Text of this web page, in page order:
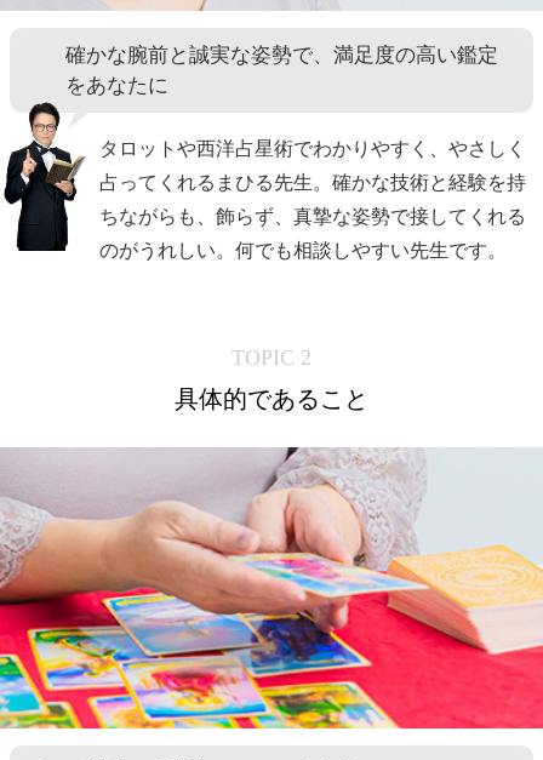
確かな腕前と誠実な姿勢で、満足度の高い鑑定
をあなたに
タロットや西洋占星術でわかりやすく、やさしく
占ってくれるまひる先生。確かな技術と経験を持
ちながらも、飾らず、真摯な姿勢で接してくれる
のがうれしい。何でも相談しやすい先生です。
TOPIC 2
具体的であること